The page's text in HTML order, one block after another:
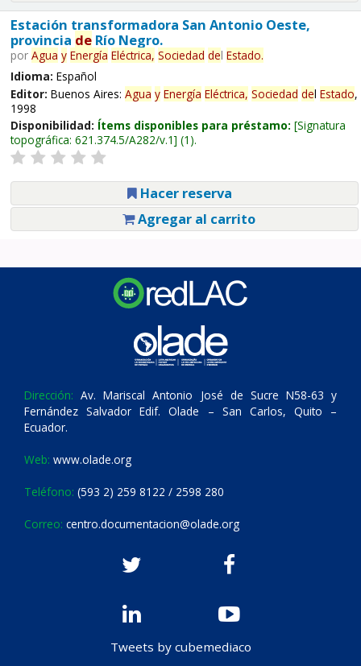
Estación transformadora San Antonio Oeste,
provincia deRío Negro.
por Agua y Energía Eléctrica, Sociedad del Estado.
Idioma: Español
Editor: Buenos Aires: Agua y Energía Eléctrica, Sociedad del Estado,
1998
Disponibilidad: Ítems disponibles para préstamo: Signatura
topográfica: 621.374.5/A282/v.1 (1).
Hacer reserva
Agregar al carrito
Dirección: Av. Mariscal Antonio José de Sucre N58-63 y
Fernández Salvador Edif. Olade – San Carlos, Quito –
Ecuador.
Web: www.olade.org
Teléfono: (593 2) 259 8122 / 2598 280
Correo: centro.documentacion@olade.org
Tweets by cubemediaco